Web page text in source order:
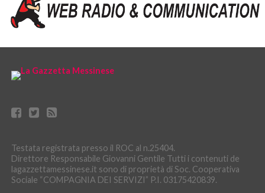
Testata registrata presso il ROC al n.25404.
Direttore Responsabile Giovanni Gentile Tutti i contenuti de
lagazzettamessinese.it sono di proprietà di Soc. Cooperativa
Sociale “COMPAGNIA DEI SERVIZI” P.I. 03175420839.